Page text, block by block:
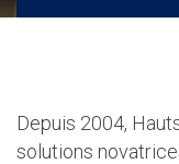
Depuis 2004,
solutions